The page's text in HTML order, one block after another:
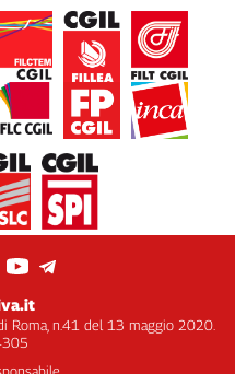
Roma, n.41 del 13 maggio 2020.